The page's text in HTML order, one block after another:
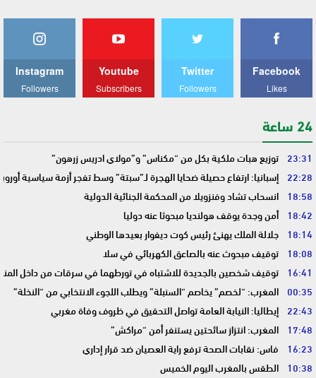
Facebook
Likes
Twitter
Followers
Youtube
Subscribers
Instagram
Followers
24 ساعة
23:31 توزيع هبات ملكية بكل من “مكناس” و”مولاي ادريس زرهون”
22:28 إسبانيا: ارتفاع حصيلة ضحايا الهجرة لـ”سبتة” وسط تفجر أزمة سياسية
18:58 انسحاب تشاد وفنزويلا من المحكمة الجنائية الدولية
18:42 أمن وجدة يوقف هولنديا مبحوثا عنه دوليا
18:14 جلالة الملك يهنئ رئيس كوت ديفوار بعيدها الوطني
18:08 توقيف مبحوث عنه بالصاعق الكهربائي في سلا
16:41 توقيف شخصين بالجديدة للاشتباه في تورطهما في سرقات من داخل
00:35 المغرب: “لخصم” يخاصم “السنبلة” ويطلب اللجوء الانتخابي من “النخلة”
22:43 إيطاليا: النيابة العامة تواصل التحقيق في ظروف وفاة مغربي
17:48 المغرب: انتزاز سائحتين يستنفر أمن “مراكش”
16:23 فاس: نقابات الصحة ترفع راية العصيان ضد قرار إداري
10:38 الطقس بالمغرب اليوم الخميس